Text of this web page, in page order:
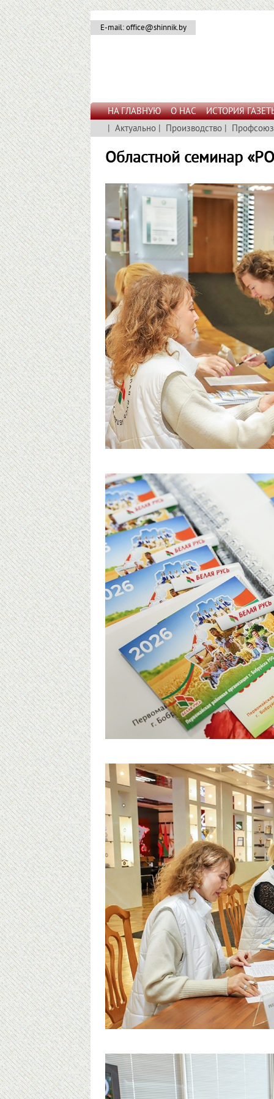
E-mail: office@shinnik.by
НА ГЛАВНУЮ О НАС
ИСТОРИЯ
| Актуально | Производство | Профсоюз
Областной семинар